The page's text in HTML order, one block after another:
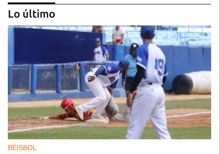
DEPORTACIONES EE UU
El ICE envía a la fuerza a migrantes, entre ellos
cuatro cubanos, a la República Centroafricana
Lo último
BÉISBOL